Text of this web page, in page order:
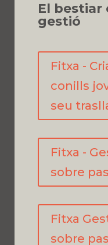
El bestiar
gestió
Fitxa -
conills
seu
Fitxa -
sobre
Fitxa
sobre